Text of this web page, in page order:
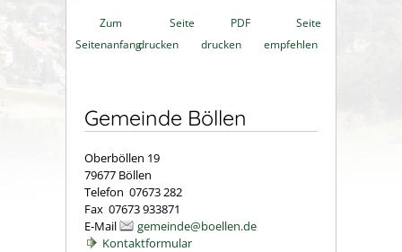
Zum
Seitenanfang
Seite
drucken
PDF
drucken
Seite
empfehlen
Gemeinde Böllen
Oberböllen 19
79677 Böllen
Telefon 07673 282
Fax 07673 933871
E-Mail
gemeinde@boellen.de
Kontaktformular